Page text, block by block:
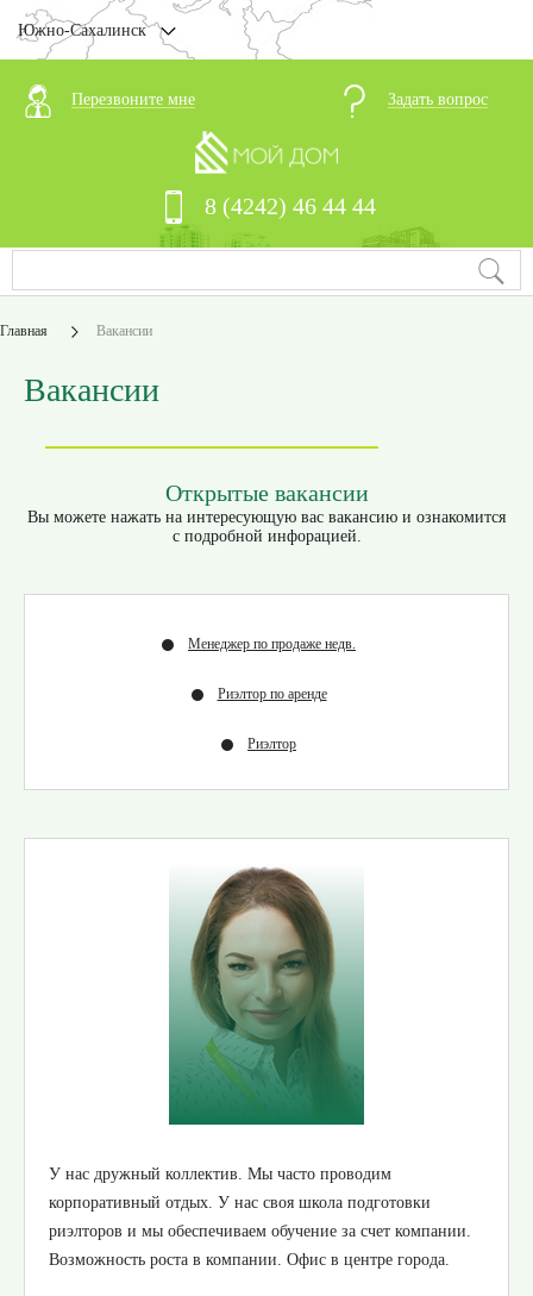
Южно-Сахалинск
Перезвоните мне Задать вопрос
8 (4242) 46 44 44
Главная Вакансии
Вакансии
Открытые вакансии
Вы можете нажать на интересующую вас вакансию и ознакомится
с подробной инфорацией.
Менеджер по продаже недв.
Риэлтор по аренде
Риэлтор
У нас дружный коллектив. Мы часто проводим
корпоративный отдых. У нас своя школа подготовки
риэлторов и мы обеспечиваем обучение за счет компании.
Возможность роста в компании. Офис в центре города.